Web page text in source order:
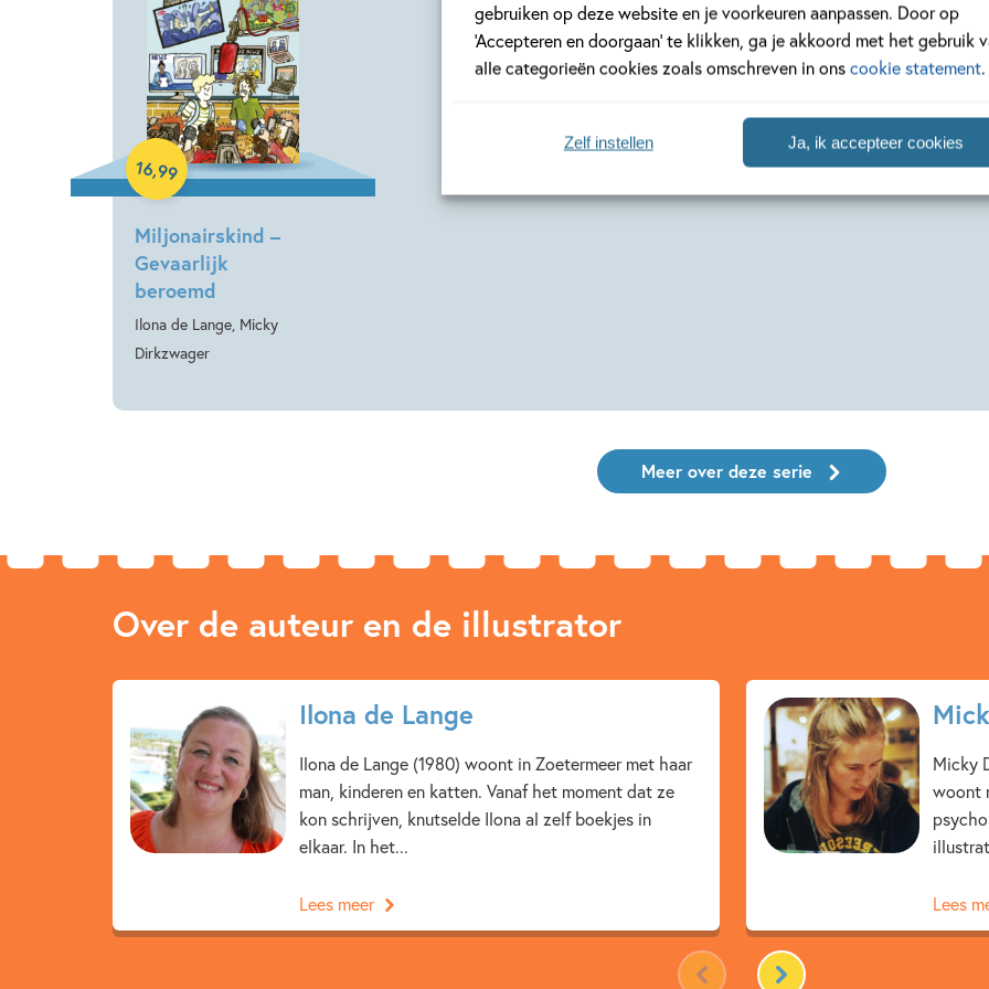
gebruiken op deze website en je voorkeuren aanpassen. Door op
‘Accepteren en doorgaan’ te klikken, ga je akkoord met het gebruik
alle categorieën cookies zoals omschreven in onscookie statement.
Ja, ik accepteer cookies
Zelf instellen
Miljonairskind –
Gevaarlijk
beroemd
Ilona de Lange, Micky
Dirkzwager
16,99
Hardcover
Meer over deze serie
Over de auteur en de illustrator
Ilona de Lange
Ilona de Lange (1980) woont in Zoetermeer met haar
man, kinderen en katten. Vanaf het moment dat ze
kon schrijven, knutselde Ilona al zelf boekjes in
elkaar. In het...
Lees meer
Micky
woont
Lees